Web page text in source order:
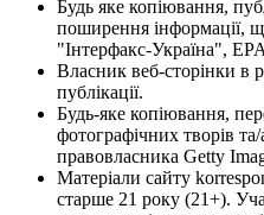
Будь яке копіювання,
поширення інформації,
"Інтерфакс-Україна",
Власник веб-сторінки в
публікації.
Будь-яке копіювання,
фотографічних творів та/
правовласника Getty
Матеріали сайту
старше 21 року (21+).